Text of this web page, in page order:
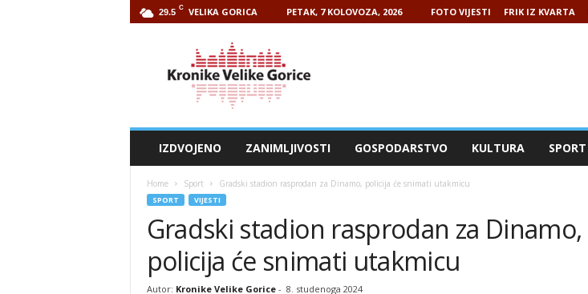
29.5 C VELIKA GORICA PETAK, 7 KOLOVOZA, 2026 FOTO VIJESTI FRIK IZ KVARTA
IZDVOJENO ZANIMLJIVOSTI GOSPODARSTVO KULTURA SPORT
Home Sport Gradski stadion rasprodan za Dinamo, policija će snimati utakmicu
SPORT VIJESTI
Gradski stadion rasprodan za Dinamo,
policija će snimati utakmicu
Autor: Kronike Velike Gorice- 8. studenoga 2024